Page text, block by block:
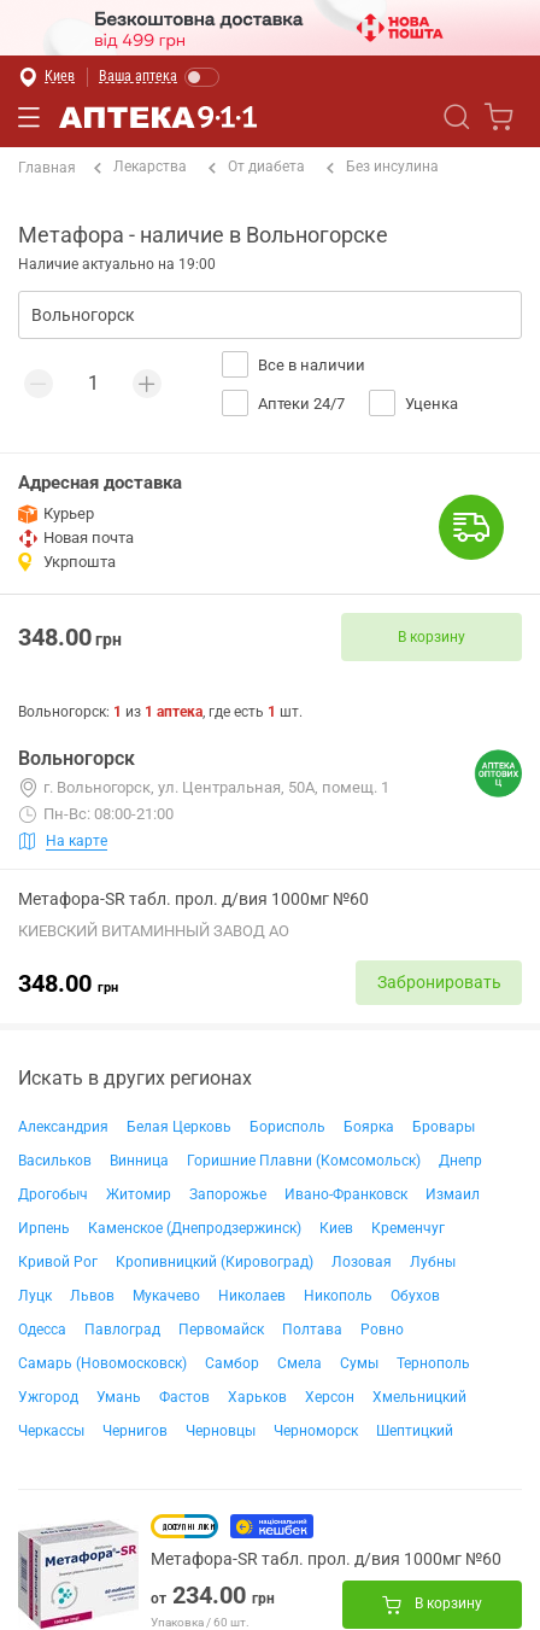
Киев Ваша аптека
Главная Лекарства От диабета Без инсулина
Метафора - наличие в Вольногорске
Наличие актуально на 19:00
Все в наличии
Аптеки 24/7 Уценка
Адресная доставка
Курьер
Новая почта
Укрпошта
348.00грн В корзину
Вольногорск: 1 из 1 аптека, где есть 1 шт.
Вольногорск
г. Вольногорск, ул. Центральная, 50А, помещ. 1
Пн-Вс: 08:00-21:00
На карте
Метафора-SR табл. прол. д/вия 1000мг №60
КИЕВСКИЙ ВИТАМИННЫЙ ЗАВОД АО
348.00 грн Забронировать
Искать в других регионах
Александрия Белая Церковь Борисполь Боярка
Бровары
Васильков
Винница Горишние Плавни (Комсомольск)
Днепр
Дрогобыч
Житомир Запорожье Ивано-Франковск
Измаил
Ирпень
Каменское (Днепродзержинск) Киев
Кременчуг
Кривой Рог
Кропивницкий (Кировоград) Лозовая
Лубны
Луцк
Львов Мукачево Николаев Никополь
Обухов
Одесса
Павлоград Первомайск Полтава
Ровно
Самарь (Новомосковск)
Самбор Смела Сумы
Тернополь
Ужгород
Умань Фастов Харьков Херсон
Хмельницкий
Черкассы
Чернигов Черновцы Черноморск Шептицкий
Метафора-SR табл. прол. д/вия 1000мг №60
от 234.00 грн
Упаковка / 60 шт.
В корзину